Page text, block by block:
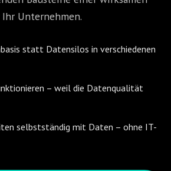
Unternehmen.
statt Datensilos in verschiedenen
– weil die Datenqualität
selbstständig mit Daten – ohne IT-